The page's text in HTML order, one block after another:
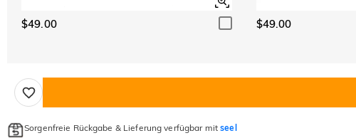
$49.00 $49.00
Sorgenfreie Rückgabe & Lieferung verfügbar mitseel